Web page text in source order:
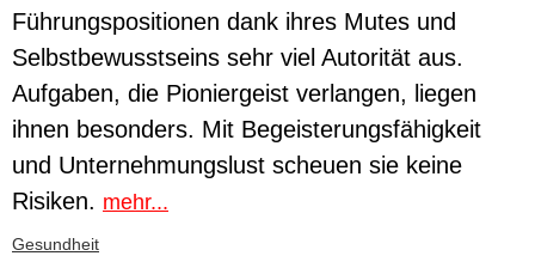
Führungspositionen dank ihres Mutes und
Selbstbewusstseins sehr viel Autorität aus.
Aufgaben, die Pioniergeist verlangen, liegen
ihnen besonders. Mit Begeisterungsfähigkeit
und Unternehmungslust scheuen sie keine
Risiken. mehr...
Gesundheit